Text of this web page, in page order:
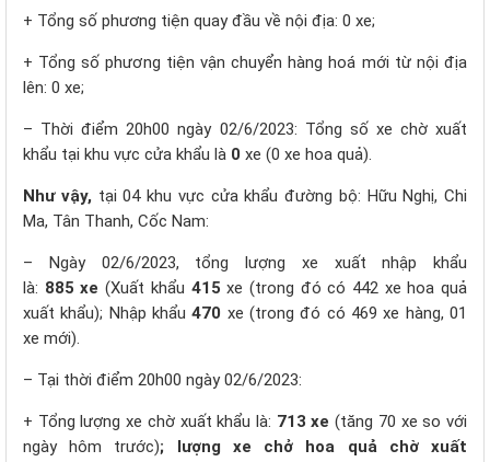
+ Tổng số phương tiện quay đầu về nội địa: 0 xe;
+ Tổng số phương tiện vận chuyển hàng hoá mới từ nội địa
lên: 0 xe;
– Thời điểm 20h00 ngày 02/6/2023: Tổng số xe chờ xuất
khẩu tại khu vực cửa khẩu là 0 xe (0 xe hoa quả).
Như vậy, tại 04 khu vực cửa khẩu đường bộ: Hữu Nghị, Chi
Ma, Tân Thanh, Cốc Nam:
– Ngày 02/6/2023, tổng lượng xe xuất nhập khẩu
là: 885xe(Xuất khẩu 415 xe (trong đó có 442 xe hoa quả
xuất khẩu); Nhập khẩu470 xe (trong đó có 469 xe hàng, 01
xe mới).
– Tại thời điểm 20h00 ngày 02/6/2023:
+ Tổng lượng xe chờ xuất khẩu là: 713 xe(tăng 70 xe so với
ngày hôm trước); lượng xe chở hoa quả chờ xuất